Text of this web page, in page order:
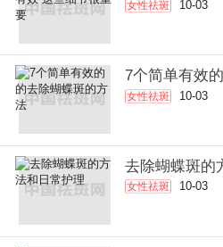
女性祛斑 10-03
7个简单有效
女性祛斑 10-03
去除蝴蝶斑的
女性祛斑 10-03